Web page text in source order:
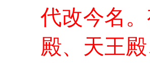
代改今名
殿、天王